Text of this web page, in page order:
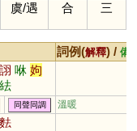
虞/遇 合 三
詞例(解釋) / 備
詡 咻 姁
紶
同聲同調 溫暖
麮